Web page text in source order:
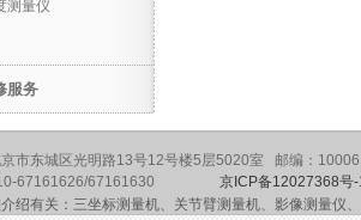
测量仪
服务
市东城区光明路13号12号楼5层5020室 邮编：
67161626/67161630 京ICP备12027368号
绍有关：三坐标测量机、关节臂测量机、影像测量仪